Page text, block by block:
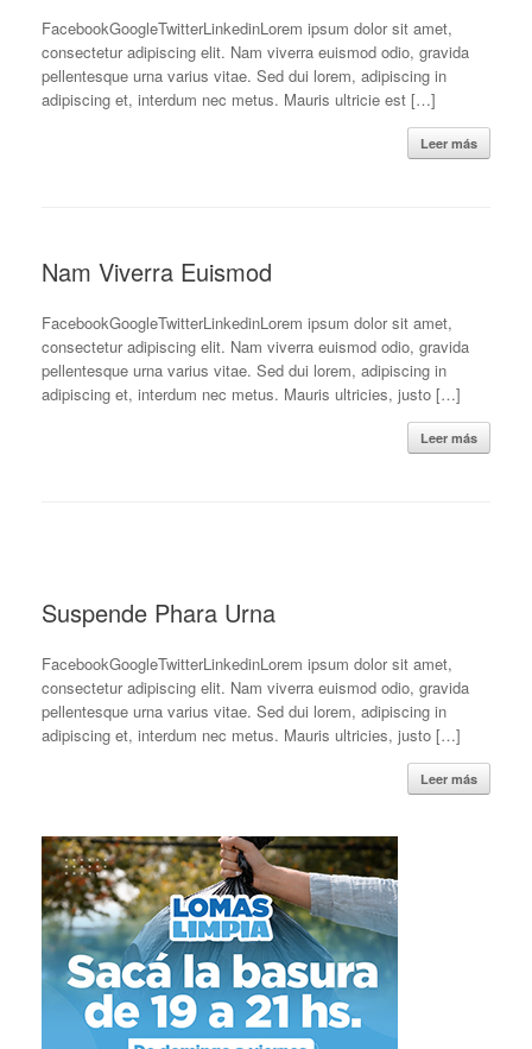
FacebookGoogleTwitterLinkedinLorem ipsum dolor sit amet,
consectetur adipiscing elit. Nam viverra euismod odio, gravida
pellentesque urna varius vitae. Sed dui lorem, adipiscing in
adipiscing et, interdum nec metus. Mauris ultricie est […]
Leer más
Nam Viverra Euismod
FacebookGoogleTwitterLinkedinLorem ipsum dolor sit amet,
consectetur adipiscing elit. Nam viverra euismod odio, gravida
pellentesque urna varius vitae. Sed dui lorem, adipiscing in
adipiscing et, interdum nec metus. Mauris ultricies, justo […]
Leer más
Suspende Phara Urna
FacebookGoogleTwitterLinkedinLorem ipsum dolor sit amet,
consectetur adipiscing elit. Nam viverra euismod odio, gravida
pellentesque urna varius vitae. Sed dui lorem, adipiscing in
adipiscing et, interdum nec metus. Mauris ultricies, justo […]
Leer más